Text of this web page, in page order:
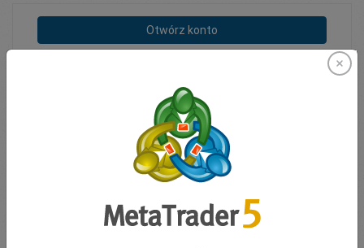
Otwórz konto
Otwarte pozycje łącznie Z/S